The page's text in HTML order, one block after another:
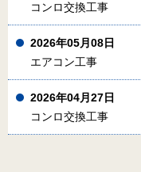
コンロ交換工事
2026年05月08日
エアコン工事
2026年04月27日
コンロ交換工事